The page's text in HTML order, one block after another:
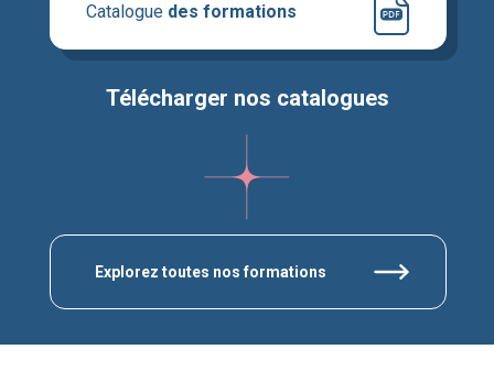
Explorez toutes nos formations
Télécharger nos catalogues
Catalogue des formations